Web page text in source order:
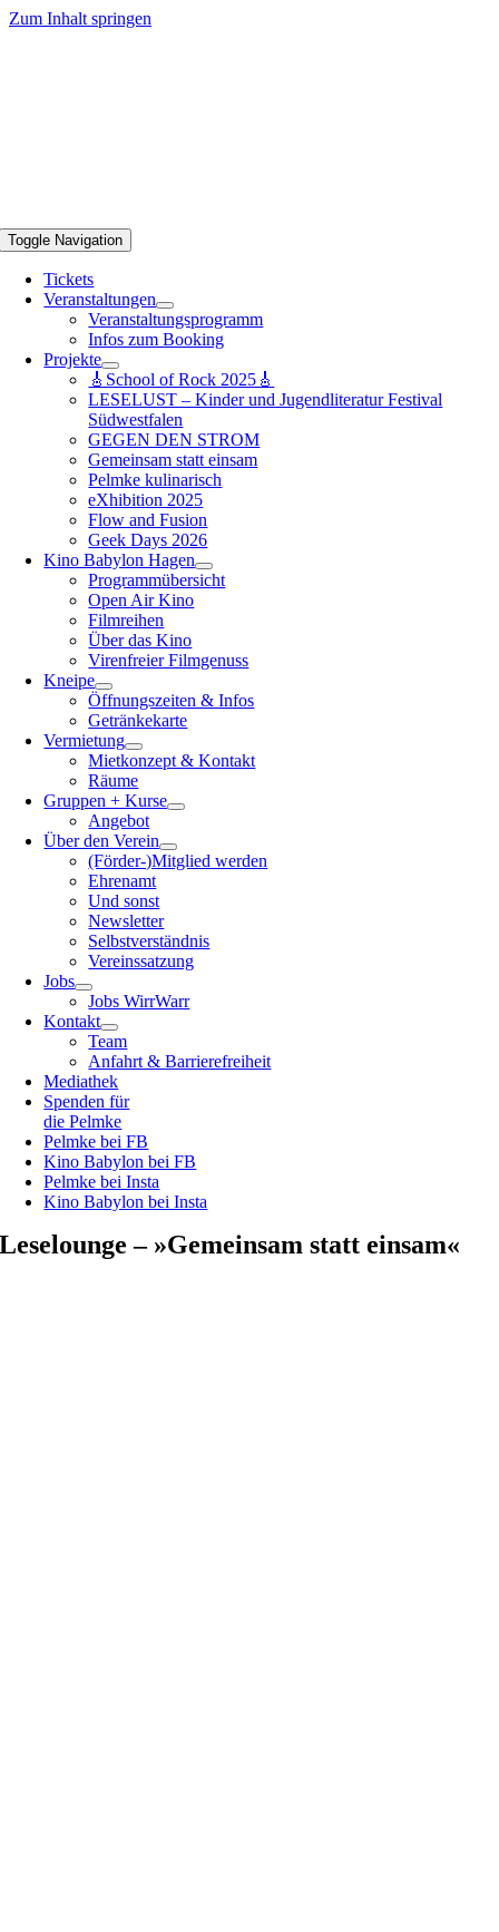
Zum Inhalt springen
Toggle Navigation
Tickets
Veranstaltungen
Veranstaltungsprogramm
Infos zum Booking
Projekte
🎸School of Rock 2025🎸
LESELUST – Kinder und Jugendliteratur Festival
Südwestfalen
GEGEN DEN STROM
Gemeinsam statt einsam
Pelmke kulinarisch
eXhibition 2025
Flow and Fusion
Geek Days 2026
Kino Babylon Hagen
Programmübersicht
Open Air Kino
Filmreihen
Über das Kino
Virenfreier Filmgenuss
Kneipe
Öffnungszeiten & Infos
Getränkekarte
Vermietung
Mietkonzept & Kontakt
Räume
Gruppen + Kurse
Angebot
Über den Verein
(Förder-)Mitglied werden
Ehrenamt
Und sonst
Newsletter
Selbstverständnis
Vereinssatzung
Jobs
Jobs WirrWarr
Kontakt
Team
Anfahrt & Barrierefreiheit
Mediathek
Spenden für
die Pelmke
Pelmke bei FB
Kino Babylon bei FB
Pelmke bei Insta
Kino Babylon bei Insta
Leselounge – »Gemeinsam statt einsam«